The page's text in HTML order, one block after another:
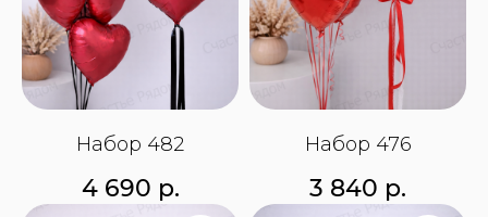
Набор 482
4 690 р.
Набор 476
3 840 р.